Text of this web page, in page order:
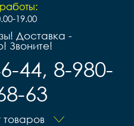
19.00
Доставка -
Звоните!
44, 8-980-
63
товаров